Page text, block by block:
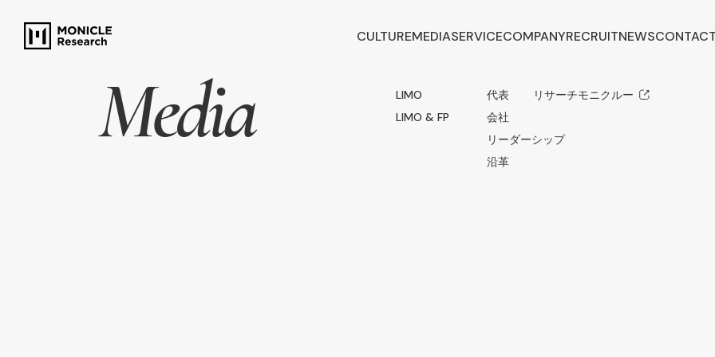
CULTUREMEDIA
LIMO
LIMO & FP
SERVICECOMPANY
代表メッセージ
会社概要
リーダーシップ
沿革
RECRUIT
リサーチモニクルー
NEWS
Media